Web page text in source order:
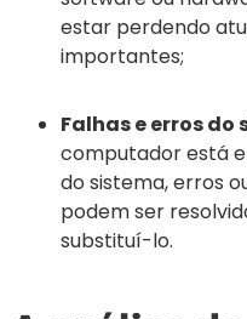
estar perdendo
importantes;
Falhas e erros do
computador está
do sistema, erros
podem ser
substituí-lo.